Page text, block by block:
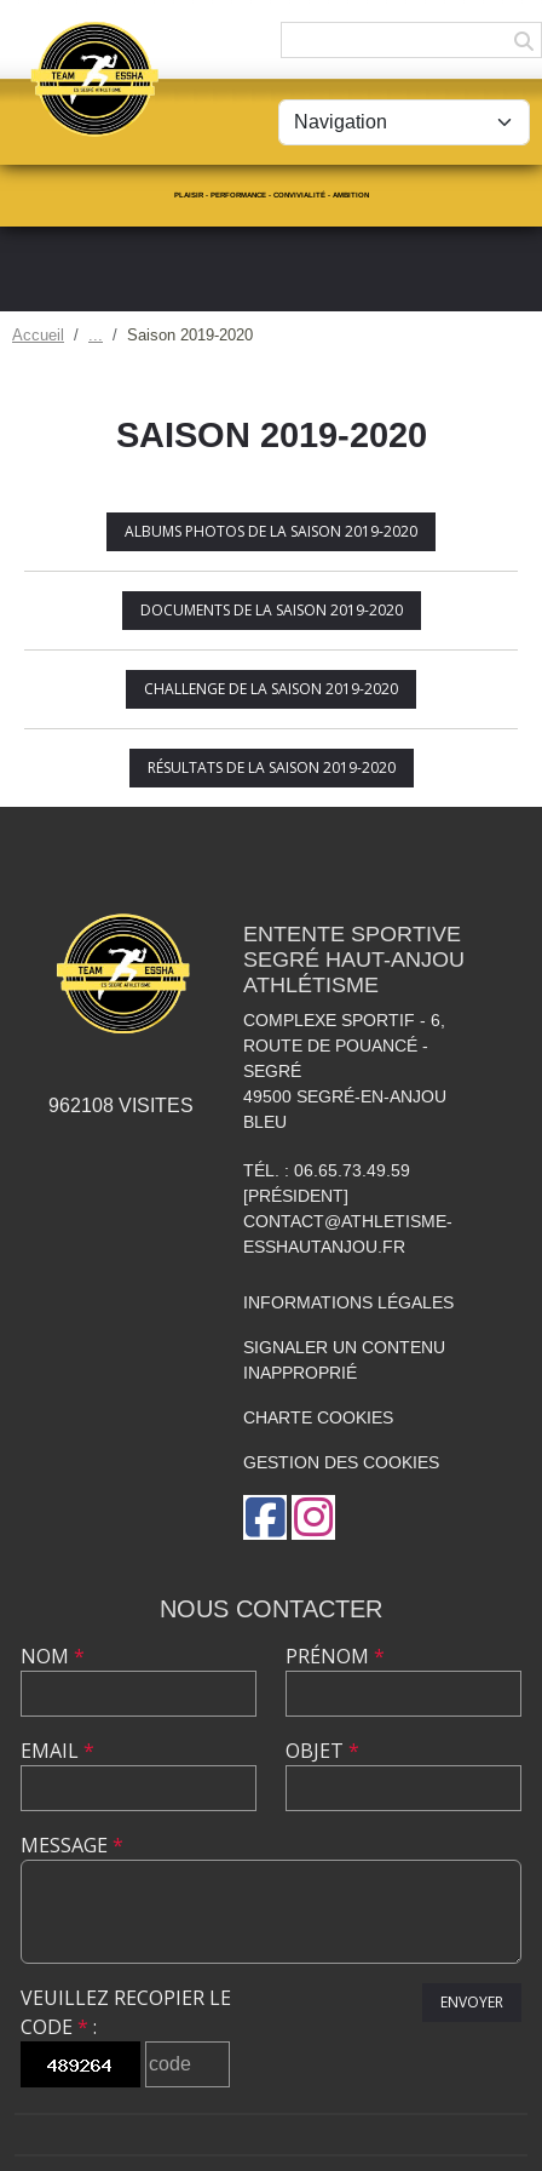
PLAISIR - PERFORMANCE - CONVIVIALITÉ - AMBITION
Accueil Saison 2019-2020
SAISON 2019-2020
ALBUMS PHOTOS DE LA SAISON 2019-2020
DOCUMENTS DE LA SAISON 2019-2020
CHALLENGE DE LA SAISON 2019-2020
RÉSULTATS DE LA SAISON 2019-2020
962108 VISITES
ENTENTE SPORTIVE
SEGRÉ HAUT-ANJOU
ATHLÉTISME
COMPLEXE SPORTIF - 6,
ROUTE DE POUANCÉ -
SEGRÉ
49500 SEGRÉ-EN-ANJOU
BLEU
TÉL. : 06.65.73.49.59
[PRÉSIDENT]
CONTACT@ATHLETISME-
ESSHAUTANJOU.FR
INFORMATIONS LÉGALES
SIGNALER UN CONTENU
INAPPROPRIÉ
CHARTE COOKIES
GESTION DES COOKIES
NOUS CONTACTER
NOM *
EMAIL*
PRÉNOM *
OBJET *
MESSAGE *
VEUILLEZ RECOPIER LE
CODE * :
ENVOYER